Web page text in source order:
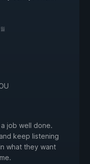
job well done.
keep listening
what they want